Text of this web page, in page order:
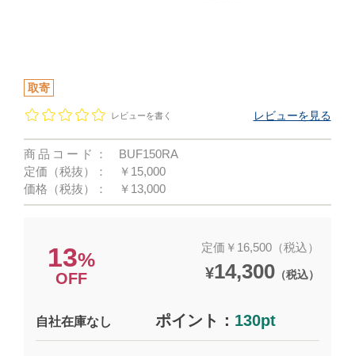
取寄
レビューを書く レビューを見る
商品コード：
BUF150RA
定価（税抜）：
￥15,000
価格（税抜）：
￥13,000
13%
OFF
定価￥16,500（税込）
¥14,300（税込）
自社在庫なし ポイント： 130pt